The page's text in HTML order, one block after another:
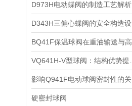
D973H电动蝶阀的制造工艺解析
硬密封球阀